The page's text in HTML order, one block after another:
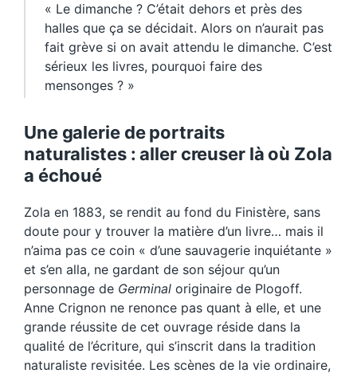
« Le dimanche ? C’était dehors et près des
halles que ça se décidait. Alors on n’aurait pas
fait grève si on avait attendu le dimanche. C’est
sérieux les livres, pourquoi faire des
mensonges ? »
Une galerie de portraits
naturalistes : aller creuser là où Zola
a échoué
Zola en 1883, se rendit au fond du Finistère, sans
doute pour y trouver la matière d’un livre… mais il
n’aima pas ce coin « d’une sauvagerie inquiétante »
et s’en alla, ne gardant de son séjour qu’un
personnage de Germinal originaire de Plogoff.
Anne Crignon ne renonce pas quant à elle, et une
grande réussite de cet ouvrage réside dans la
qualité de l’écriture, qui s’inscrit dans la tradition
naturaliste revisitée. Les scènes de la vie ordinaire,